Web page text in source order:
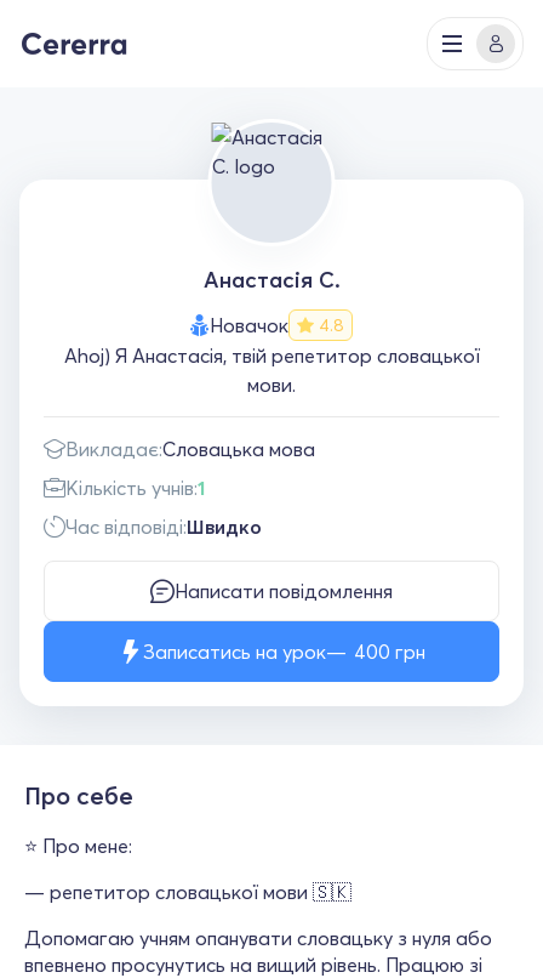
Анастасія С.
Новачок 4.8
Ahoj) Я Анастасія, твій репетитор словацької
мови.
Викладає:Словацька мова
Кількість учнів:1
Час відповіді:Швидко
Написати повідомлення
Записатись на урок 400 грн
Про себе
⭐️ Про мене:
— репетитор словацької мови 🇸🇰
Допомагаю учням опанувати словацьку з нуля або
впевнено просунутись на вищий рівень. Працюю зі